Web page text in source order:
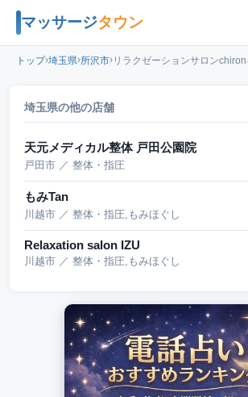
マッサージタウン
トップ›埼玉県›所沢市› リラクゼーションサロン
埼玉県の他の店舗
天元メディカル整体 戸田公園院
戸田市 ／ 整体・指圧
もみTan
川越市 ／ 整体・指圧,もみほぐし
Relaxation salon IZU
川越市 ／ 整体・指圧,もみほぐし